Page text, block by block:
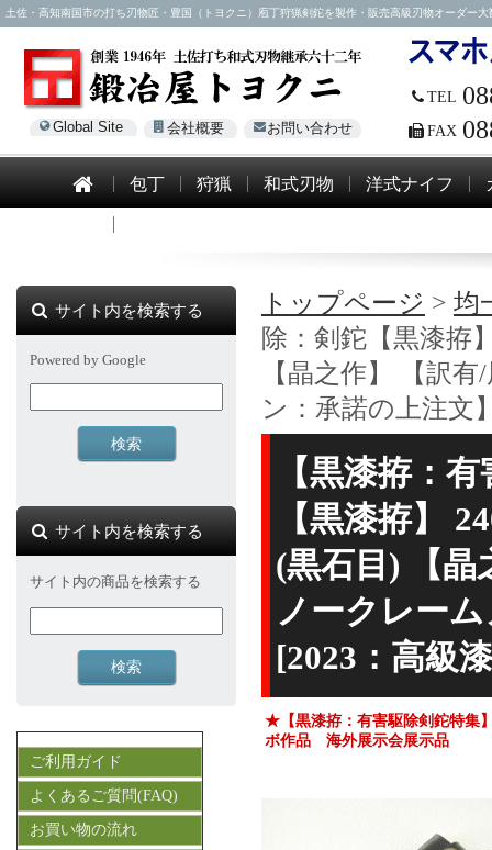
土佐・高知南国市の打ち刃物匠・豊国（トヨクニ）庖丁狩猟剣鉈を製作・販売高級刃物オーダー
Global Site 会社概要 お問い合わせ
TEL
FAX
包丁 狩猟 和式刃物 洋式ナイフ
トップページ > 均
除：剣鉈【黒漆拵
【晶之作】 【訳
ン：承諾の上注文
【黒漆拵：
【黒漆拵】
(黒石目) 【
ノークレー
[2023：高級
★【黒漆拵：有害駆除剣鉈特
ボ作品 海外展示会展示品
サイト内を検索する
Powered by Google
サイト内を検索する
サイト内の商品を検索する
ご利用ガイド
よくあるご質問(FAQ)
お買い物の流れ